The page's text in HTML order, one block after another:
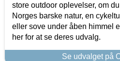
store outdoor oplevelser, om
Norges barske natur, en
eller sove under åben himmel
her for at se deres udvalg.
Se udvalget på